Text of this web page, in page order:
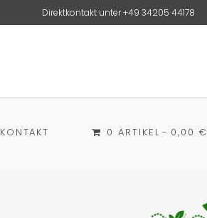
Direktkontakt unter+49 34205 44178
KONTAKT 0 ARTIKEL 0,00 €